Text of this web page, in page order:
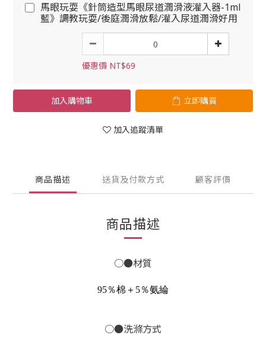
馬眼玩耍《針筒造型馬眼尿道潤滑液灌入器-1ml
藍》調教玩耍/後庭潤滑放鬆/灌入尿道潤滑好用
優惠價 NT$69
加入購物車 立即購買
加入追蹤清單
商品描述 送貨及付款方式 顧客評價
商品描述
○●材質
95％棉＋5％氨綸
○●洗滌方式